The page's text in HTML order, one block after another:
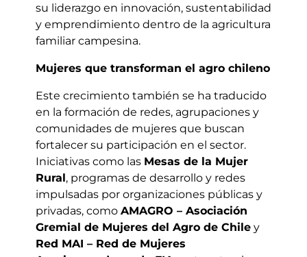
su liderazgo en innovación, sustentabilidad
y emprendimiento dentro de la agricultura
familiar campesina.
Mujeres que transforman el agro chileno
Este crecimiento también se ha traducido
en la formación de redes, agrupaciones y
comunidades de mujeres que buscan
fortalecer su participación en el sector.
Iniciativas como las Mesas de la Mujer
Rural, programas de desarrollo y redes
impulsadas por organizaciones públicas y
privadas, como AMAGRO – Asociación
Gremial de Mujeres del Agro de Chile y
Red MAI – Red de Mujeres